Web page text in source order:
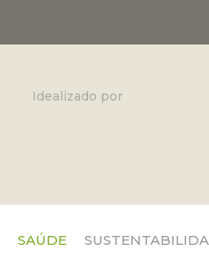
Idealizado por
SAÚDE